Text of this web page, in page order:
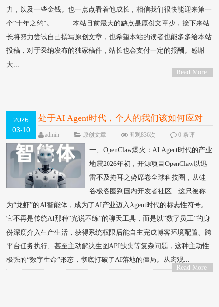
力，以及一些金钱。也一点点看着他成长，相信我们很快能迎来第一
个“十年之约”。 本站目前最大的缺点是原创文章少，接下来站
长将努力尝试自己撰写原创文章，也希望本站的读者也能多多给本站
投稿，对于采纳发布的独家稿件，站长也会支付一定的报酬。感谢
大...
Read More
2026
03-10
处于AI Agent时代，个人的我们该如何应对
NEW
admin 原创文章 围观836次
0 条评
论
一、OpenClaw爆火：AI Agent时代的产业
地震2026年初，开源项目OpenClaw以迅
雷不及掩耳之势席卷全球科技圈，从硅
谷极客圈到国内开发者社区，这只被称
为“龙虾”的AI智能体，成为了AI产业迈入Agent时代的标志性符号。
它不再是传统AI那种“光说不练”的聊天工具，而是以“数字员工”的身
份深度介入生产生活，获得系统权限后能自主完成博客环境配置、跨
平台任务执行、甚至主动解决生图API缺失等复杂问题，这种主动性
极强的“数字生命”形态，彻底打破了AI落地的僵局。从宏观...
Read More